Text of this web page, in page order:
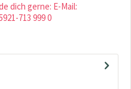
dich gerne: E-Mail:
713 999 0